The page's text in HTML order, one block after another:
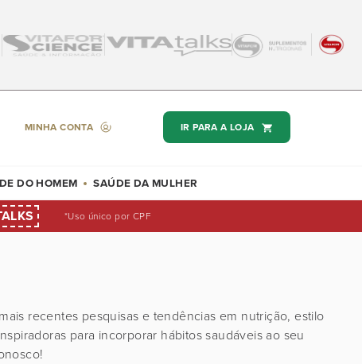
MINHA CONTA IR PARA A LOJA
DO HOMEM SAÚDE DA MULHER
*Uso único por CPF
recentes pesquisas e tendências em nutrição, estilo
para incorporar hábitos saudáveis ao seu